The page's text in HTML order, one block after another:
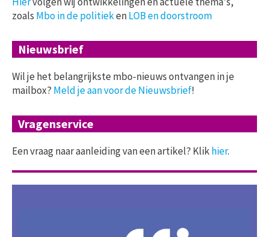
zoals Mbo in de politiekenLOB en doorstroom
Nieuwsbrief
Wil je het belangrijkste mbo-nieuws ontvangen in je
mailbox? Meld je aan voor de Nieuwsbrief!
Vragenservice
Een vraag naar aanleiding van een artikel? Klikhier.